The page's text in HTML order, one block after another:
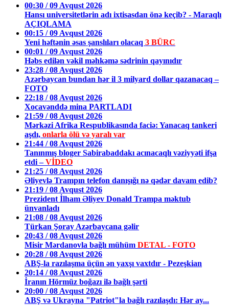
00:30 / 09 Avqust 2026
Hansı universitetlərin adı ixtisasdan önə keçib? - Maraqlı
AÇIQLAMA
00:15 / 09 Avqust 2026
Yeni həftənin əsas şanslıları olacaq 3 BÜRC
00:01 / 09 Avqust 2026
Həbs edilən vəkil məhkəmə sədrinin qayınıdır
23:28 / 08 Avqust 2026
Azərbaycan bundan hər il 3 milyard dollar qazanacaq –
FOTO
22:18 / 08 Avqust 2026
Xocavənddə mina PARTLADI
21:59 / 08 Avqust 2026
Mərkəzi Afrika Respublikasında faciə: Yanacaq tankeri
aşdı, onlarla ölü və yaralı var
21:44 / 08 Avqust 2026
Tanınmış bloger Sabirabaddakı acınacaqlı vəziyyəti ifşa
etdi –VİDEO
21:25 / 08 Avqust 2026
Əliyevlə Trampın telefon danışığı nə qədər davam edib?
21:19 / 08 Avqust 2026
Prezident İlham Əliyev Donald Trampa məktub
ünvanladı
21:08 / 08 Avqust 2026
Türkan Şoray Azərbaycana gəlir
20:43 / 08 Avqust 2026
Misir Mərdanovla bağlı mühüm DETAL - FOTO
20:28 / 08 Avqust 2026
ABŞ-la razılaşma üçün ən yaxşı vaxtdır - Pezeşkian
20:14 / 08 Avqust 2026
İranın Hörmüz boğazı ilə bağlı şərti
20:00 / 08 Avqust 2026
ABŞ və Ukrayna "Patriot"la bağlı razılaşdı: Hər ay...